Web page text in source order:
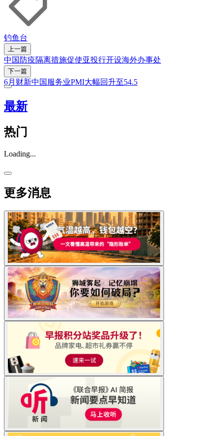
钓鱼台
上一篇
中国防疫隔离措施促使亚投行开设海外办事处
下一篇
6月财新中国服务业PMI大幅回升至54.5
最新
热门
Loading...
更多消息